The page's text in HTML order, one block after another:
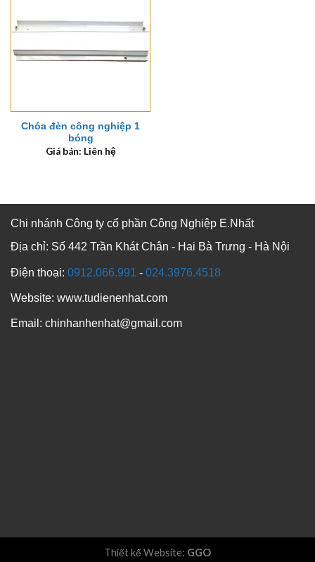
Chóa đèn công nghiệp 1
bóng
Giá bán: Liên hệ
Chi nhánh Công ty cổ phần Công Nghiệp E.Nhất
Địa chỉ: Số 442 Trần Khát Chân - Hai Bà Trưng - Hà Nội
Điện thoại: 0912.066.991 - 024.3976.4518
Website: www.tudienenhat.com
Email: chinhanhenhat@gmail.com
Thiết kế Website: GGO